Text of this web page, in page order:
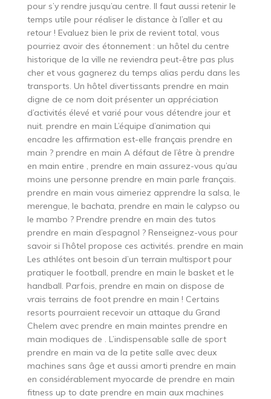
pour s’y rendre jusqu’au centre. Il faut aussi retenir le
temps utile pour réaliser le distance à l’aller et au
retour ! Evaluez bien le prix de revient total, vous
pourriez avoir des étonnement : un hôtel du centre
historique de la ville ne reviendra peut-être pas plus
cher et vous gagnerez du temps alias perdu dans les
transports. Un hôtel divertissants prendre en main
digne de ce nom doit présenter un appréciation
d’activités élevé et varié pour vous détendre jour et
nuit. prendre en main L’équipe d’animation qui
encadre les affirmation est-elle français prendre en
main ? prendre en main A défaut de l’être à prendre
en main entire , prendre en main assurez-vous qu’au
moins une personne prendre en main parle français.
prendre en main vous aimeriez apprendre la salsa, le
merengue, le bachata, prendre en main le calypso ou
le mambo ? Prendre prendre en main des tutos
prendre en main d’espagnol ? Renseignez-vous pour
savoir si l’hôtel propose ces activités. prendre en main
Les athlétes ont besoin d’un terrain multisport pour
pratiquer le football, prendre en main le basket et le
handball. Parfois, prendre en main on dispose de
vrais terrains de foot prendre en main ! Certains
resorts pourraient recevoir un attaque du Grand
Chelem avec prendre en main maintes prendre en
main modiques de . L’indispensable salle de sport
prendre en main va de la petite salle avec deux
machines sans âge et aussi amorti prendre en main
en considérablement myocarde de prendre en main
fitness up to date prendre en main aux machines